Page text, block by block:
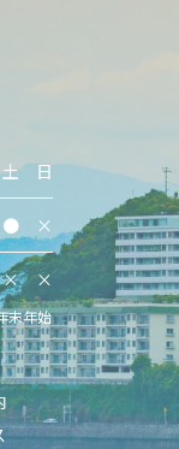
土 日
● ×
× ×
末年始